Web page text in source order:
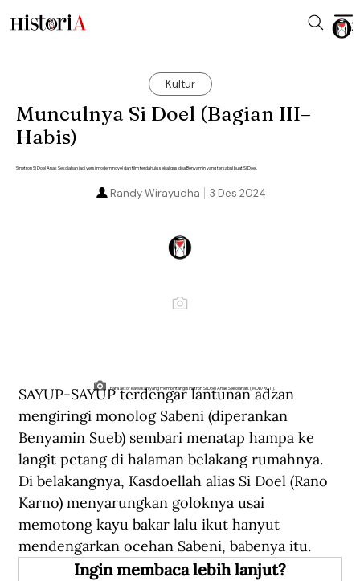
Kultur
Munculnya Si Doel (Bagian III–
Habis)
Sinetron Si Doel Anak Sekolahan jadi versi modern novel dan film terdahulu sekaligus doa Benyamin yang terkabul buat Si Doel.
3 Des 2024
Randy Wirayudha
Para aktor kawakan yang membintangi sinetron Si Doel Anak Sekolahan. (IMDb/RCTI).
SAYUP-SAYUP terdengar lantunan adzan
mengiringi monolog Sabeni (diperankan
Benyamin Sueb) sembari menatap hampa ke
langit petang di halaman belakang rumahnya.
Di belakangnya, Kasdoellah alias Si Doel (Rano
Karno) menyarungkan goloknya usai
memotong kayu bakar lalu ikut hanyut
mendengarkan ocehan Sabeni, babenya itu.
Ingin membaca lebih lanjut?